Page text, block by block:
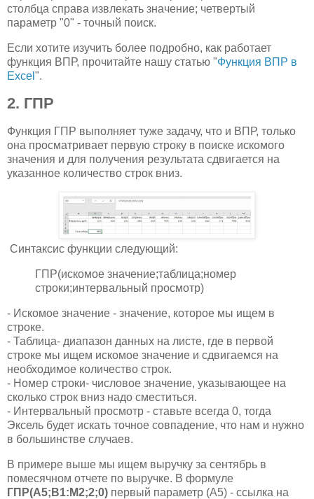
столбца справа извлекать значение; четвертый
параметр "0" - точный поиск.
Если хотите изучить более подробно, как работает
функция ВПР, прочитайте нашу статью "Функция ВПР в
Excel ".
2. ГПР
Функция ГПР выполняет туже задачу, что и ВПР, только
она просматривает первую строку в поиске искомого
значения и для получения результата сдвигается на
указанное количество строк вниз.
Синтаксис функции следующий:
ГПР(искомое значение;таблица;номер
строки;интервальный просмотр)
- Искомое значение - значение, которое мы ищем в
строке.
- Таблица- диапазон данных на листе, где в первой
строке мы ищем искомое значение и сдвигаемся на
необходимое количество строк.
- Номер строки- числовое значение, указывающее на
сколько строк вниз надо сместиться.
- Интервальный просмотр - ставьте всегда 0, тогда
Эксель будет искать точное совпадение, что нам и нужно
в большинстве случаев.
В примере выше мы ищем выручку за сентябрь в
помесячном отчете по выручке. В формуле
ГПР(A5;B1:M2;2;0) первый параметр (А5) - ссылка на